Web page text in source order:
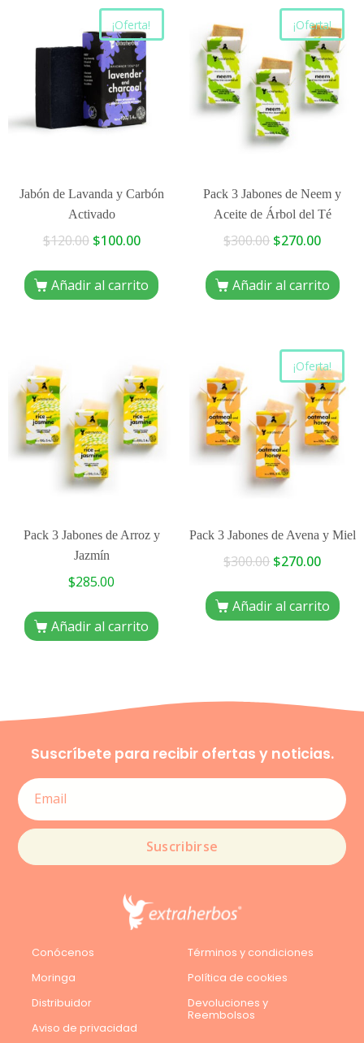
¡Oferta!
Jabón de Lavanda y Carbón
Activado
$120.00 $100.00
Añadir al carrito
¡Oferta!
Pack 3 Jabones de Neem y
Aceite de Árbol del Té
$300.00 $270.00
Añadir al carrito
Pack 3 Jabones de Arroz y
Jazmín
$285.00
Añadir al carrito
¡Oferta!
Pack 3 Jabones de Avena y Miel
$300.00 $270.00
Añadir al carrito
Suscríbete para recibir ofertas y noticias.
Suscribirse
Conócenos
Moringa
Distribuidor
Aviso de privacidad
Términos y condiciones
Política de cookies
Devoluciones y
Reembolsos